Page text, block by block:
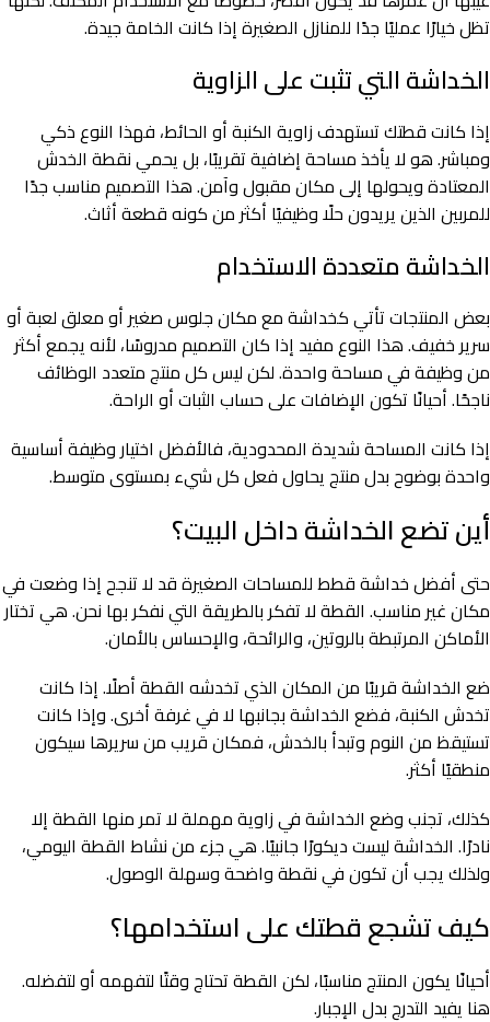
تظل خيارًا عمليًا جدًا للمنازل الصغيرة إذا كانت الخامة جيدة.
الخداشة التي تثبت على الزاوية
إذا كانت قطتك تستهدف زاوية الكنبة أو الحائط، فهذا النوع ذكي
ومباشر. هو لا يأخذ مساحة إضافية تقريبًا، بل يحمي نقطة الخدش
المعتادة ويحولها إلى مكان مقبول وآمن. هذا التصميم مناسب جدًا
للمربين الذين يريدون حلًا وظيفيًا أكثر من كونه قطعة أثاث.
الخداشة متعددة الاستخدام
بعض المنتجات تأتي كخداشة مع مكان جلوس صغير أو معلق لعبة أو
سرير خفيف. هذا النوع مفيد إذا كان التصميم مدروسًا، لأنه يجمع أكثر
من وظيفة في مساحة واحدة. لكن ليس كل منتج متعدد الوظائف
ناجحًا. أحيانًا تكون الإضافات على حساب الثبات أو الراحة.
إذا كانت المساحة شديدة المحدودية، فالأفضل اختيار وظيفة أساسية
واحدة بوضوح بدل منتج يحاول فعل كل شيء بمستوى متوسط.
أين تضع الخداشة داخل البيت؟
حتى أفضل خداشة قطط للمساحات الصغيرة قد لا تنجح إذا وضعت في
مكان غير مناسب. القطة لا تفكر بالطريقة التي نفكر بها نحن. هي تختار
الأماكن المرتبطة بالروتين، والرائحة، والإحساس بالأمان.
ضع الخداشة قريبًا من المكان الذي تخدشه القطة أصلًا. إذا كانت
تخدش الكنبة، فضع الخداشة بجانبها لا في غرفة أخرى. وإذا كانت
تستيقظ من النوم وتبدأ بالخدش، فمكان قريب من سريرها سيكون
منطقيًا أكثر.
كذلك، تجنب وضع الخداشة في زاوية مهملة لا تمر منها القطة إلا
نادرًا. الخداشة ليست ديكورًا جانبيًا. هي جزء من نشاط القطة اليومي،
ولذلك يجب أن تكون في نقطة واضحة وسهلة الوصول.
كيف تشجع قطتك على استخدامها؟
أحيانًا يكون المنتج مناسبًا، لكن القطة تحتاج وقتًا لتفهمه أو لتفضله.
هنا يفيد التدرج بدل الإجبار.